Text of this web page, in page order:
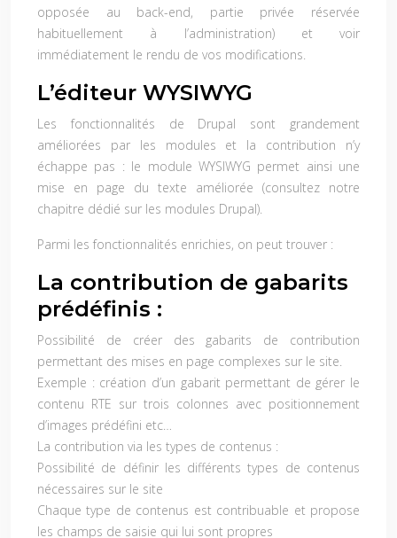
opposée au back-end, partie privée réservée
habituellement à l’administration) et voir
immédiatement le rendu de vos modifications.
L’éditeur WYSIWYG
Les fonctionnalités de Drupal sont grandement
améliorées par les modules et la contribution n’y
échappe pas : le module WYSIWYG permet ainsi une
mise en page du texte améliorée (consultez notre
chapitre dédié sur les modules Drupal).
Parmi les fonctionnalités enrichies, on peut trouver :
La contribution de gabarits
prédéfinis :
Possibilité de créer des gabarits de contribution
permettant des mises en page complexes sur le site.
Exemple : création d’un gabarit permettant de gérer le
contenu RTE sur trois colonnes avec positionnement
d’images prédéfini etc…
La contribution via les types de contenus :
Possibilité de définir les différents types de contenus
nécessaires sur le site
Chaque type de contenus est contribuable et propose
les champs de saisie qui lui sont propres